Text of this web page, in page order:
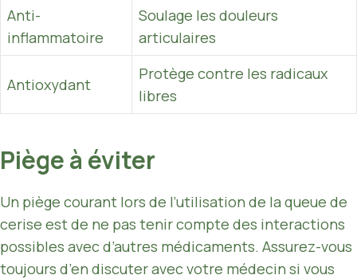
Anti-
inflammatoire
Soulage les douleurs
articulaires
Antioxydant
Protège contre les radicaux
libres
Piège à éviter
Un piège courant lors de l’utilisation de la queue de
cerise est de ne pas tenir compte des interactions
possibles avec d’autres médicaments. Assurez-vous
toujours d’en discuter avec votre médecin si vous